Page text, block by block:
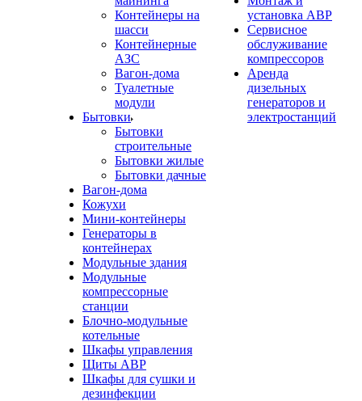
Контейнеры на
шасси
Контейнерные
АЗС
Вагон-дома
Туалетные
модули
Бытовки
Бытовки
строительные
Бытовки жилые
Бытовки дачные
Вагон-дома
Кожухи
Мини-контейнеры
Генераторы в
контейнерах
Модульные здания
Модульные
компрессорные
станции
Блочно-модульные
котельные
Шкафы управления
Щиты АВР
Шкафы для сушки и
дезинфекции
установка АВР
Сервисное
обслуживание
компрессоров
Аренда
дизельных
генераторов и
электростанций